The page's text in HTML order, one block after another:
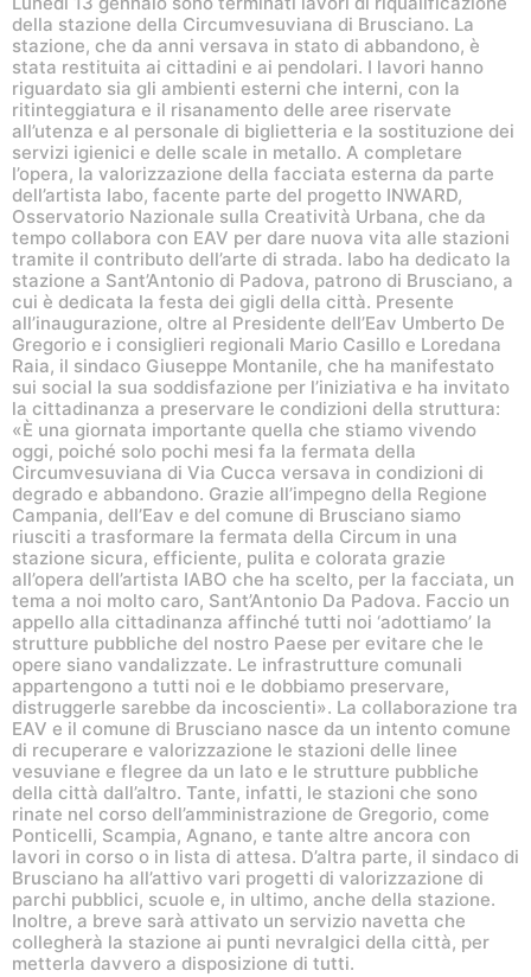
della stazione della Circumvesuviana di Brusciano. La
stazione, che da anni versava in stato di abbandono, è
stata restituita ai cittadini e ai pendolari. I lavori hanno
riguardato sia gli ambienti esterni che interni, con la
ritinteggiatura e il risanamento delle aree riservate
all’utenza e al personale di biglietteria e la sostituzione dei
servizi igienici e delle scale in metallo. A completare
l’opera, la valorizzazione della facciata esterna da parte
dell’artista Iabo, facente parte del progetto INWARD,
Osservatorio Nazionale sulla Creatività Urbana, che da
tempo collabora con EAV per dare nuova vita alle stazioni
tramite il contributo dell’arte di strada. Iabo ha dedicato la
stazione a Sant’Antonio di Padova, patrono di Brusciano, a
cui è dedicata la festa dei gigli della città. Presente
all’inaugurazione, oltre al Presidente dell’Eav Umberto De
Gregorio e i consiglieri regionali Mario Casillo e Loredana
Raia, il sindaco Giuseppe Montanile, che ha manifestato
sui social la sua soddisfazione per l’iniziativa e ha invitato
la cittadinanza a preservare le condizioni della struttura:
«È una giornata importante quella che stiamo vivendo
oggi, poiché solo pochi mesi fa la fermata della
Circumvesuviana di Via Cucca versava in condizioni di
degrado e abbandono. Grazie all’impegno della Regione
Campania, dell’Eav e del comune di Brusciano siamo
riusciti a trasformare la fermata della Circum in una
stazione sicura, efficiente, pulita e colorata grazie
all’opera dell’artista IABO che ha scelto, per la facciata, un
tema a noi molto caro, Sant’Antonio Da Padova. Faccio un
appello alla cittadinanza affinché tutti noi ‘adottiamo’ la
strutture pubbliche del nostro Paese per evitare che le
opere siano vandalizzate. Le infrastrutture comunali
appartengono a tutti noi e le dobbiamo preservare,
distruggerle sarebbe da incoscienti». La collaborazione tra
EAV e il comune di Brusciano nasce da un intento comune
di recuperare e valorizzazione le stazioni delle linee
vesuviane e flegree da un lato e le strutture pubbliche
della città dall’altro. Tante, infatti, le stazioni che sono
rinate nel corso dell’amministrazione de Gregorio, come
Ponticelli, Scampia, Agnano, e tante altre ancora con
lavori in corso o in lista di attesa. D’altra parte, il sindaco di
Brusciano ha all’attivo vari progetti di valorizzazione di
parchi pubblici, scuole e, in ultimo, anche della stazione.
Inoltre, a breve sarà attivato un servizio navetta che
collegherà la stazione ai punti nevralgici della città, per
metterla davvero a disposizione di tutti.